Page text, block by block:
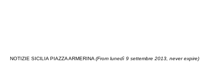
NOTIZIE SICILIA PIAZZA ARMERINA (From lunedì 9 settembre 2013, never expire)